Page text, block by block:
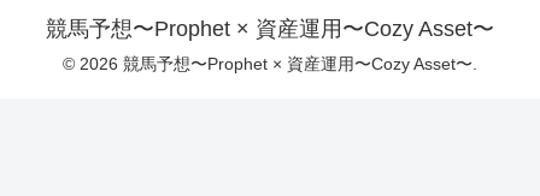
競馬予想〜Prophet × 資産運用〜Cozy Asset〜
© 2026 競馬予想〜Prophet × 資産運用〜Cozy Asset〜.